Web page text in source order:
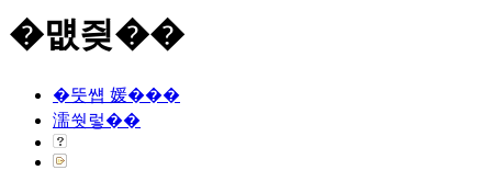
�먮즺��
�뚯썝 媛���
濡쒓렇��